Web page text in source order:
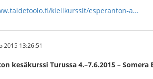
kielikurssit/esperanton-a...
2015 13:26:51
kesäkurssi Turussa 4.–7.6.2015 –